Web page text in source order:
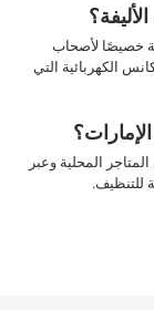
خصيصًا لأصحاب
الكهربائية التي
المحلية وعبر
للتنظيف.